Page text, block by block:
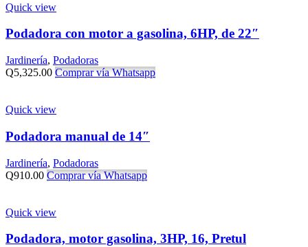
Quick view
Podadora con motor a gasolina, 6HP, de 22″
Jardinería, Podadoras
Q5,325.00 Comprar vía Whatsapp
Quick view
Podadora manual de 14″
Jardinería, Podadoras
Q910.00 Comprar vía Whatsapp
Quick view
Podadora, motor gasolina, 3HP, 16, Pretul